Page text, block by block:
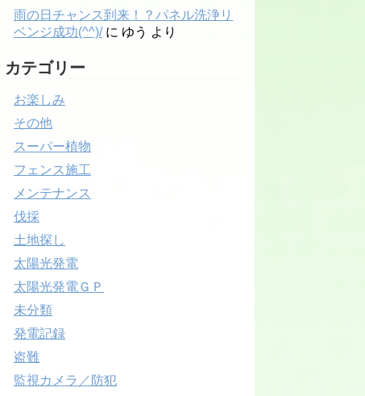
雨の日チャンス到来！？パネル洗浄リ
ベンジ成功(^^)/に ゆう より
カテゴリー
お楽しみ
その他
スーパー植物
フェンス施工
メンテナンス
伐採
土地探し
太陽光発電
太陽光発電ＧＰ
未分類
発電記録
盗難
監視カメラ／防犯